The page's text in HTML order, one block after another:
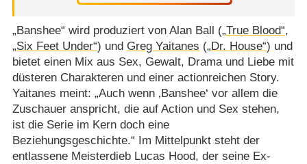
„Banshee“ wird produziert von Alan Ball („True Blood“,
„Six Feet Under“) und Greg Yaitanes („Dr. House“) und
bietet einen Mix aus Sex, Gewalt, Drama und Liebe mit
düsteren Charakteren und einer actionreichen Story.
Yaitanes meint: „Auch wenn ‚Banshee‘ vor allem die
Zuschauer anspricht, die auf Action und Sex stehen,
ist die Serie im Kern doch eine
Beziehungsgeschichte.“ Im Mittelpunkt steht der
entlassene Meisterdieb Lucas Hood, der seine Ex-